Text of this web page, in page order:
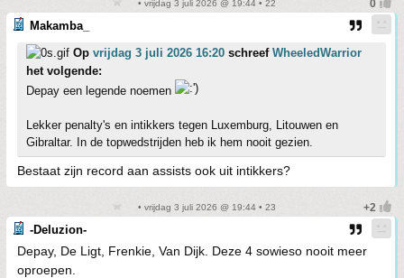
• vrijdag 3 juli 2026 @ 19:44 • 22
Makamba_
Op vrijdag 3 juli 2026 16:20 schreef WheeledWarrior
het volgende:
Depay een legende noemen
Lekker penalty's en intikkers tegen Luxemburg, Litouwen en
Gibraltar. In de topwedstrijden heb ik hem nooit gezien.
Bestaat zijn record aan assists ook uit intikkers?
• vrijdag 3 juli 2026 @ 19:44 • 23
-Deluzion-
Depay, De Ligt, Frenkie, Van Dijk. Deze 4 sowieso nooit meer
oproepen.